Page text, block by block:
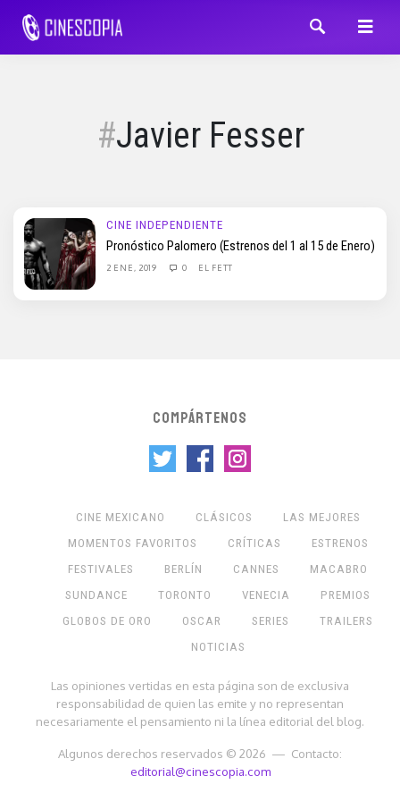
Javier Fesser
CINE INDEPENDIENTE
Pronóstico Palomero (Estrenos del 1 al 15 de Enero)
2 ENE, 2019 0 EL FETT
COMPÁRTENOS
CINE MEXICANO CLÁSICOS
LAS MEJORES
MOMENTOS FAVORITOS
CRÍTICAS
ESTRENOS
FESTIVALES
BERLÍN CANNES
MACABRO
SUNDANCE
TORONTO VENECIA
PREMIOS
GLOBOS DE ORO
OSCAR SERIES
TRAILERS
NOTICIAS
Las opiniones vertidas en esta página son de exclusiva
responsabilidad de quien las emite y no representan
necesariamente el pensamiento ni la línea editorial del blog.
Algunos derechos reservados © 2026 — Contacto:
editorial@cinescopia.com